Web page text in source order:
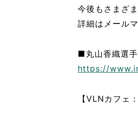
今後もさまざ
詳細はメール
■丸山香織選
https://
【VLNカフェ